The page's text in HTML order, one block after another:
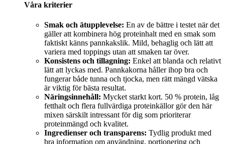
Våra kriterier
Smak och ätupplevelse: En av de bättre i testet när det
gäller att kombinera hög proteinhalt med en smak som
faktiskt känns pannkakslik. Mild, behaglig och lätt att
variera med toppings utan att smaken tar över.
Konsistens och tillagning: Enkel att blanda och relativt
lätt att lyckas med. Pannkakorna håller ihop bra och
fungerar både tunna och tjocka, men rätt mängd vätska
är viktig för bästa resultat.
Näringsinnehåll: Mycket starkt kort. 50 % protein, låg
fetthalt och flera fullvärdiga proteinkällor gör den här
mixen särskilt intressant för dig som prioriterar
proteinmängd och kvalitet.
Ingredienser och transparens: Tydlig produkt med
bra information om användning, portionering och